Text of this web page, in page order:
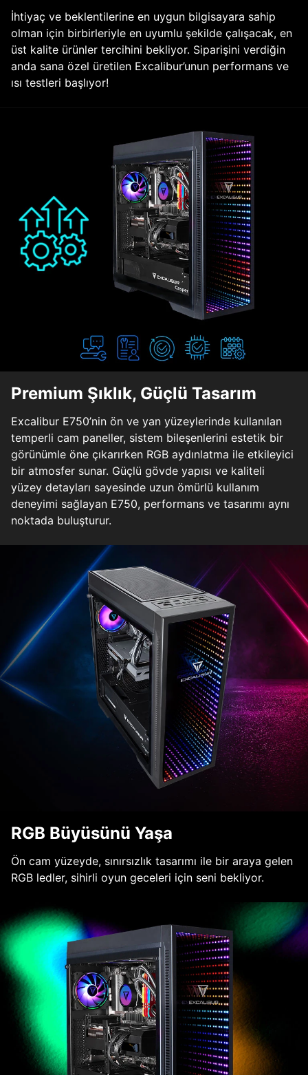
İhtiyaç ve beklentilerine en uygun bilgisayara sahip
olman için birbirleriyle en uyumlu şekilde çalışacak, en
üst kalite ürünler tercihini bekliyor. Siparişini verdiğin
anda sana özel üretilen Excalibur’unun performans ve
ısı testleri başlıyor!
Premium Şıklık, Güçlü Tasarım
Excalibur E750’nin ön ve yan yüzeylerinde kullanılan
temperli cam paneller, sistem bileşenlerini estetik bir
görünümle öne çıkarırken RGB aydınlatma ile etkileyici
bir atmosfer sunar. Güçlü gövde yapısı ve kaliteli
yüzey detayları sayesinde uzun ömürlü kullanım
deneyimi sağlayan E750, performans ve tasarımı aynı
noktada buluşturur.
RGB Büyüsünü Yaşa
Ön cam yüzeyde, sınırsızlık tasarımı ile bir araya gelen
RGB ledler, sihirli oyun geceleri için seni bekliyor.